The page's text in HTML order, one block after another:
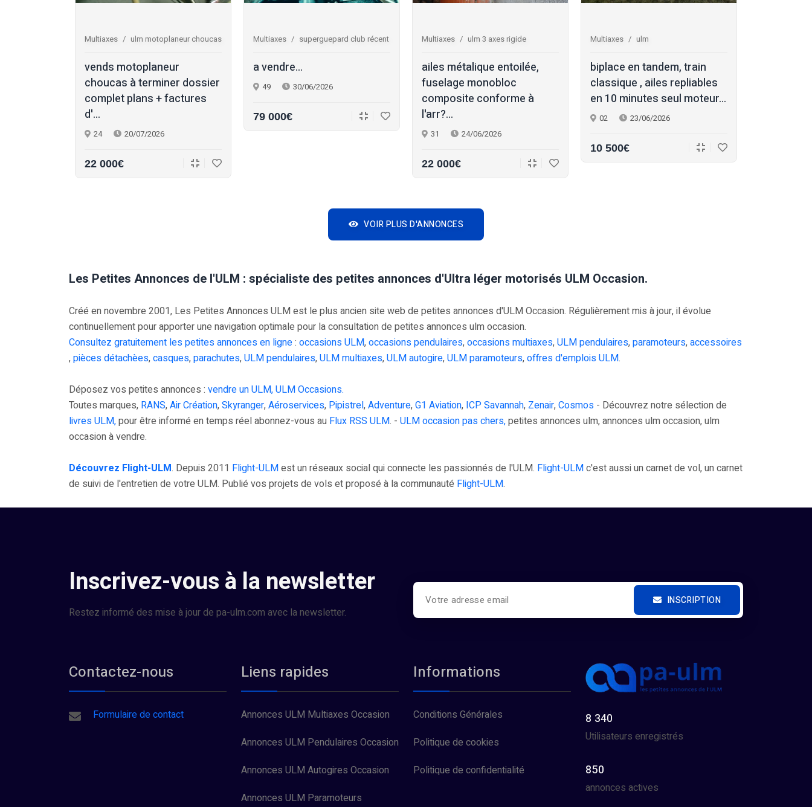
Multiaxes ulm motoplaneur choucas
vends motoplaneur
choucas à terminer dossier
complet plans + factures
d'...
24 20/07/2026
22 000€
Multiaxes superguepard club récent
a vendre...
49 30/06/2026
79 000€
Multiaxes ulm 3 axes rigide
ailes métalique entoilée,
fuselage monobloc
composite conforme à
l'arr?...
31 24/06/2026
22 000€
Multiaxes ulm
biplace en tandem, train
classique , ailes repliables
en 10 minutes seul moteur...
02 23/06/2026
10 500€
VOIR PLUS D'ANNONCES
Les Petites Annonces de l'ULM : spécialiste des petites annonces d'Ultra léger motorisés ULM Occasion.
Créé en novembre 2001, Les Petites Annonces ULM est le plus ancien site web de petites annonces d'ULM Occasion. Régulièrement mis à jour, il évolue
continuellement pour apporter une navigation optimale pour la consultation de petites annonces ulm occasion.
Consultez gratuitement les petites annonces en ligne: occasions ULM,occasions pendulaires,occasions multiaxes,ULM pendulaires,paramoteurs,accessoires
,pièces détachèes,casques,parachutes,ULM pendulaires,ULM multiaxes,ULM autogire,ULM paramoteurs,offres d'emplois ULM.
Déposez vos petites annonces : vendre un ULM, ULM Occasions.
Toutes marques, RANS,Air Création,Skyranger,Aéroservices, Pipistrel,Adventure,G1 Aviation, ICP Savannah, Zenair,Cosmos - Découvrez notre sélection de
livres ULM,pour être informé en temps réel abonnez-vous au Flux RSS ULM. - ULM occasion pas chers,petites annonces ulm, annonces ulm occasion, ulm
occasion à vendre.
Découvrez Flight-ULM. Depuis 2011 Flight-ULMest un réseaux social qui connecte les passionnés de l'ULM. Flight-ULMc'est aussi un carnet de vol, un carnet
de suivi de l'entretien de votre ULM. Publié vos projets de vols et proposé à la communauté Flight-ULM.
Inscrivez-vous à la newsletter
Restez informé des mise à jour de pa-ulm.com avec la newsletter.
INSCRIPTION
Contactez-nous
Formulaire de contact
Liens rapides
Annonces ULM Multiaxes Occasion
Annonces ULM Pendulaires Occasion
Annonces ULM Autogires Occasion
Annonces ULM Paramoteurs
Informations
Conditions Générales
Politique de cookies
Politique de confidentialité
8 340
Utilisateurs enregistrés
850
annonces actives